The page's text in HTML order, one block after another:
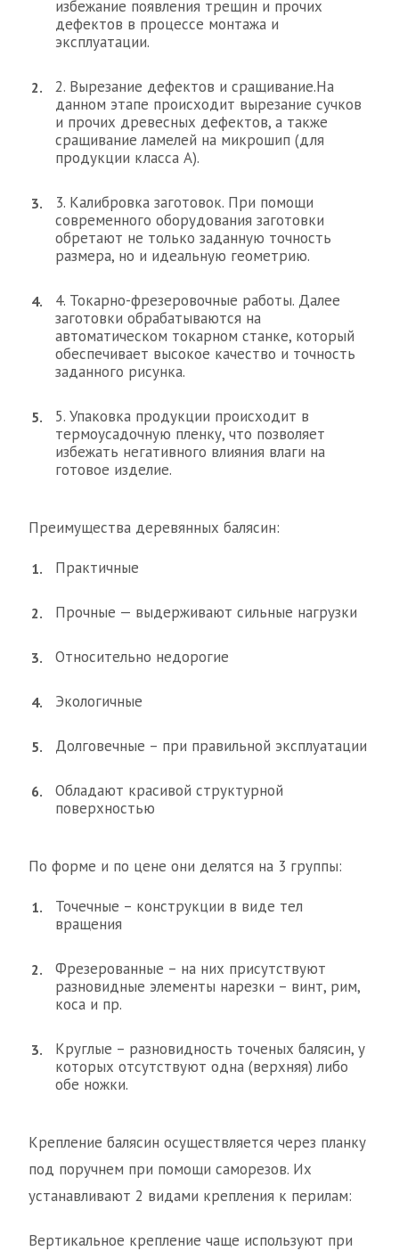
избежание появления трещин и прочих
дефектов в процессе монтажа и
эксплуатации.
2. Вырезание дефектов и сращивание.На
данном этапе происходит вырезание сучков
и прочих древесных дефектов, а также
сращивание ламелей на микрошип (для
продукции класса А).
3. Калибровка заготовок. При помощи
современного оборудования заготовки
обретают не только заданную точность
размера, но и идеальную геометрию.
4. Токарно-фрезеровочные работы. Далее
заготовки обрабатываются на
автоматическом токарном станке, который
обеспечивает высокое качество и точность
заданного рисунка.
5. Упаковка продукции происходит в
термоусадочную пленку, что позволяет
избежать негативного влияния влаги на
готовое изделие.
Преимущества деревянных балясин:
Практичные
Прочные — выдерживают сильные нагрузки
Относительно недорогие
Экологичные
Долговечные – при правильной эксплуатации
Обладают красивой структурной
поверхностью
По форме и по цене они делятся на 3 группы:
Точечные – конструкции в виде тел
вращения
Фрезерованные – на них присутствуют
разновидные элементы нарезки – винт, рим,
коса и пр.
Круглые – разновидность точеных балясин, у
которых отсутствуют одна (верхняя) либо
обе ножки.
Крепление балясин осуществляется через планку
под поручнем при помощи саморезов. Их
устанавливают 2 видами крепления к перилам:
Вертикальное крепление чаще используют при